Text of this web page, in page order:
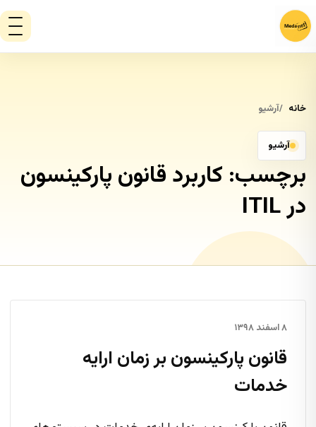
خانه آرشیو
آرشیو
برچسب: کاربرد قانون پارکینسون
در ITIL
۸ اسفند ۱۳۹۸
قانون پارکینسون بر زمان ارایه
خدمات